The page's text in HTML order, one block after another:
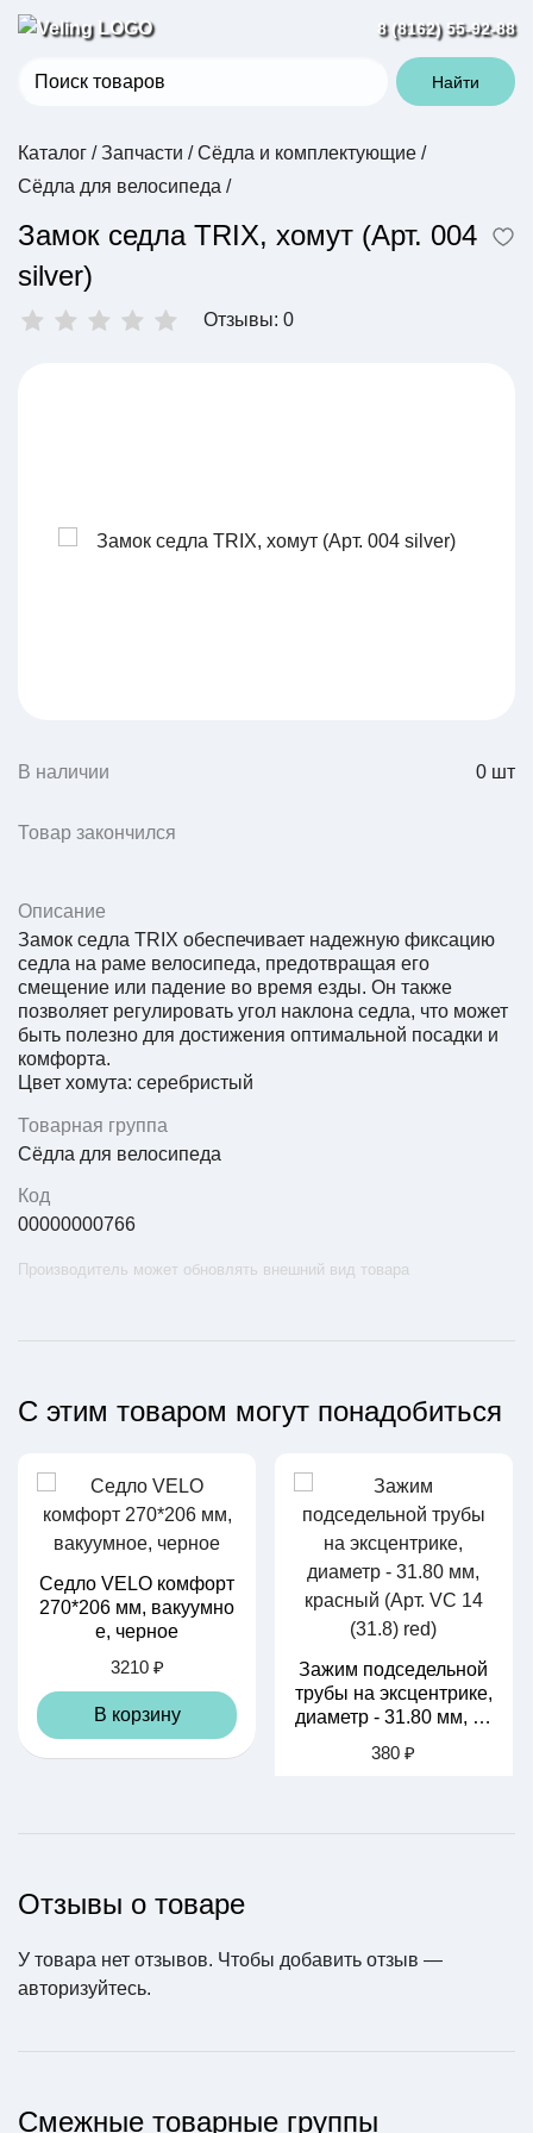
8 (8162) 55-92-88
Найти
Каталог / Запчасти / Сёдла и комплектующие /
Сёдла для велосипеда /
Замок седла TRIX, хомут (Арт. 004
silver)
Отзывы: 0
В наличии 0 шт
Товар закончился
Описание
Замок седла TRIX обеспечивает надежную фиксацию
седла на раме велосипеда, предотвращая его
смещение или падение во время езды. Он также
позволяет регулировать угол наклона седла, что может
быть полезно для достижения оптимальной посадки и
комфорта.
Цвет хомута: серебристый
Товарная группа
Сёдла для велосипеда
Код
00000000766
Производитель может обновлять внешний вид товара
С этим товаром могут понадобиться
Седло VELO комфорт
270*206 мм, вакуумно
е, черное
3210 ₽
В корзину
Зажим подседельной
трубы на эксцентрике,
диаметр - 31.80 мм, кр
8) red)
380 ₽
Отзывы о товаре
У товара нет отзывов. Чтобы добавить отзыв —
авторизуйтесь.
Смежные товарные группы